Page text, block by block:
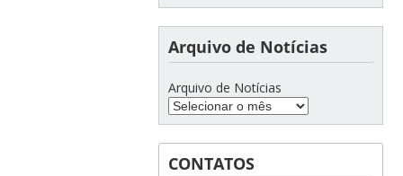
Arquivo de Notícias
Arquivo de Notícias
CONTATOS